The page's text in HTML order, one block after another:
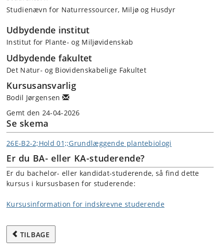
Studienævn for Naturressourcer, Miljø og Husdyr
Udbydende institut
Institut for Plante- og Miljøvidenskab
Udbydende fakultet
Det Natur- og Biovidenskabelige Fakultet
Kursusansvarlig
Bodil Jørgensen
Gemt den 24-04-2026
Se skema
26E-B2-2;Hold 01;;Grundlæggende plantebiologi
Er du BA- eller KA-studerende?
Er du bachelor- eller kandidat-studerende, så find dette
kursus i kursusbasen for studerende:
Kursusinformation for indskrevne studerende
TILBAGE